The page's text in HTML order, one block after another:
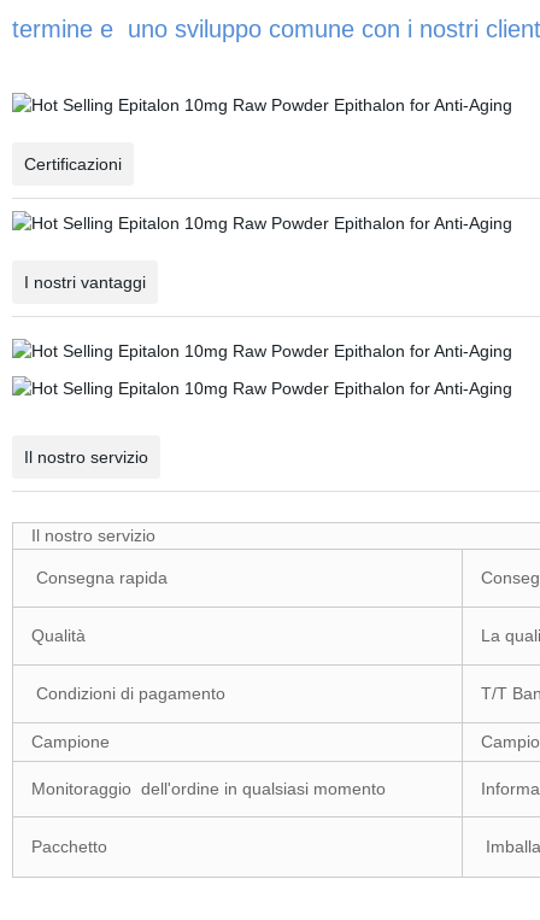
termine e uno sviluppo comune con i nostri
Certificazioni
I nostri vantaggi
Il nostro servizio
Il nostro servizio
Consegna rapida
Qualità La
Condizioni di pagamento T/T
Campione
Monitoraggio dell'ordine in qualsiasi momento
Pacchetto